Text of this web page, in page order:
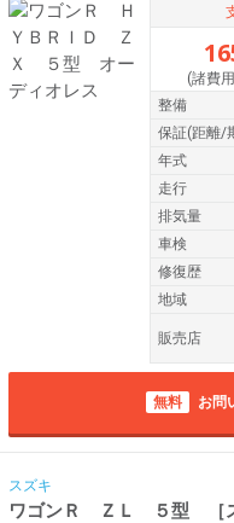
(諸費
整備
保証(距離/
年式
走行
排気量
車検
修復歴
地域
販売店
無料 お問
スズキ
ワゴンＲ ＺＬ ５型 ［